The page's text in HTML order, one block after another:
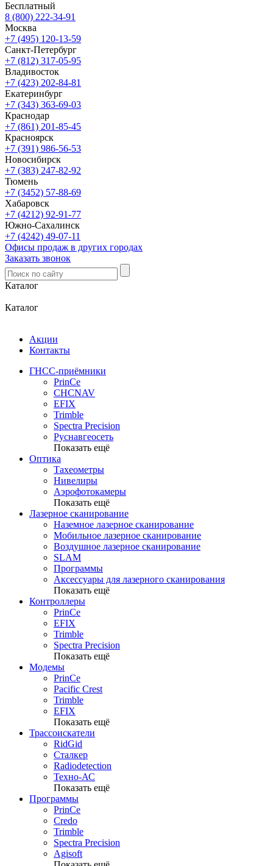
Бесплатный
8 (800) 222-34-91
Москва
+7 (495) 120-13-59
Санкт-Петербург
+7 (812) 317-05-95
Владивосток
+7 (423) 202-84-81
Екатеринбург
+7 (343) 363-69-03
Краснодар
+7 (861) 201-85-45
Красноярск
+7 (391) 986-56-53
Новосибирск
+7 (383) 247-82-92
Тюмень
+7 (3452) 57-88-69
Хабаровск
+7 (4212) 92-91-77
Южно-Сахалинск
+7 (4242) 49-07-11
Офисы продаж в других городах
Заказать звонок
Каталог
Каталог
Акции
Контакты
ГНСС-приёмники
PrinCe
CHCNAV
EFIX
Trimble
Spectra Precision
Руснавгеосеть
Показать ещё
Оптика
Тахеометры
Нивелиры
Аэрофотокамеры
Показать ещё
Лазерное сканирование
Наземное лазерное сканирование
Мобильное лазерное сканирование
Воздушное лазерное сканирование
SLAM
Программы
Аксессуары для лазерного сканирования
Показать ещё
Контроллеры
PrinCe
EFIX
Trimble
Spectra Precision
Показать ещё
Модемы
PrinCe
Pacific Crest
Trimble
EFIX
Показать ещё
Трассоискатели
RidGid
Сталкер
Radiodetection
Техно-АС
Показать ещё
Программы
PrinCe
Credo
Trimble
Spectra Precision
Agisoft